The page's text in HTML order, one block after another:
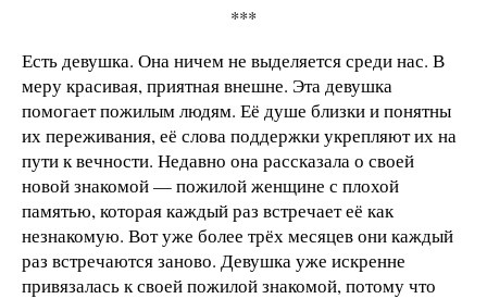
***
Есть девушка. Она ничем не выделяется среди нас. В
меру красивая, приятная внешне. Эта девушка
помогает пожилым людям. Её душе близки и понятны
их переживания, её слова поддержки укрепляют их на
пути к вечности. Недавно она рассказала о своей
новой знакомой — пожилой женщине с плохой
памятью, которая каждый раз встречает её как
незнакомую. Вот уже более трёх месяцев они каждый
раз встречаются заново. Девушка уже искренне
привязалась к своей пожилой знакомой, потому что